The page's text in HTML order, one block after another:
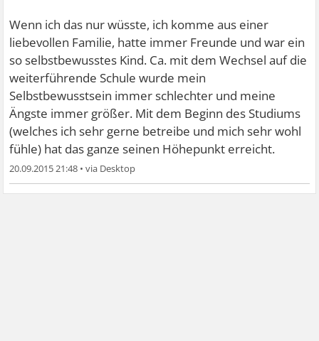
Wenn ich das nur wüsste, ich komme aus einer
liebevollen Familie, hatte immer Freunde und war ein
so selbstbewusstes Kind. Ca. mit dem Wechsel auf die
weiterführende Schule wurde mein
Selbstbewusstsein immer schlechter und meine
Ängste immer größer. Mit dem Beginn des Studiums
(welches ich sehr gerne betreibe und mich sehr wohl
fühle) hat das ganze seinen Höhepunkt erreicht.
20.09.2015 21:48 •